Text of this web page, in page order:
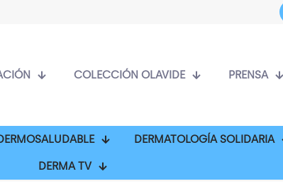
COLECCIÓN OLAVIDE PRENSA
DERMATOLOGÍA SOLIDARIA
DERMA TV